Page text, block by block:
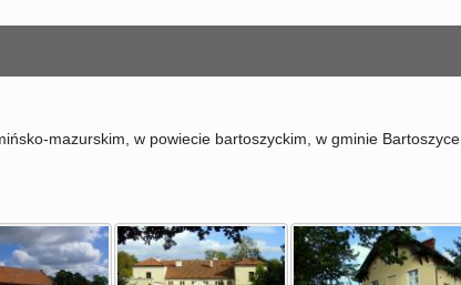
mazurskim, w powiecie bartoszyckim, w gminie Bartoszyce.